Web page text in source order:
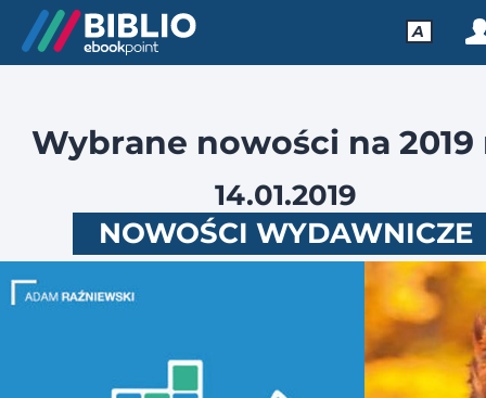
A
Wybrane nowości na 2019
14.01.2019
NOWOŚCI WYDAWNICZE